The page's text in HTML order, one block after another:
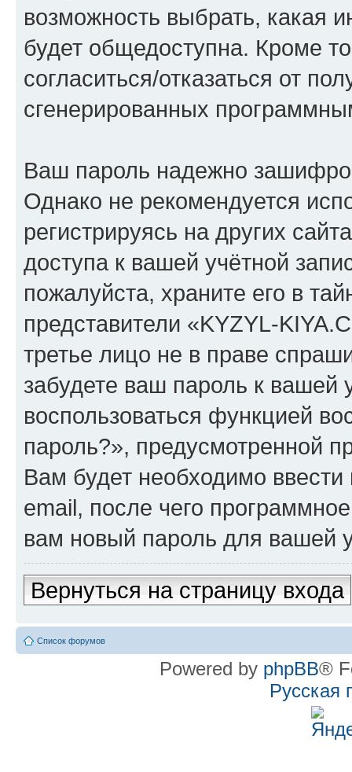
возможность выбрать, какая
будет общедоступна. Кроме
согласиться/отказаться от
сгенерированных
Ваш пароль надежно
Однако не рекомендуется
регистрируясь на других
доступа к вашей учётной
пожалуйста, храните его в
представители «KYZYL-
третье лицо не в праве
забудете ваш пароль к вашей
воспользоваться функцией
пароль?», предусмотренной
Вам будет необходимо
email, после чего
вам новый пароль для вашей
Вернуться на страницу входа
Список форумов
Powered by phpBB®
Русская